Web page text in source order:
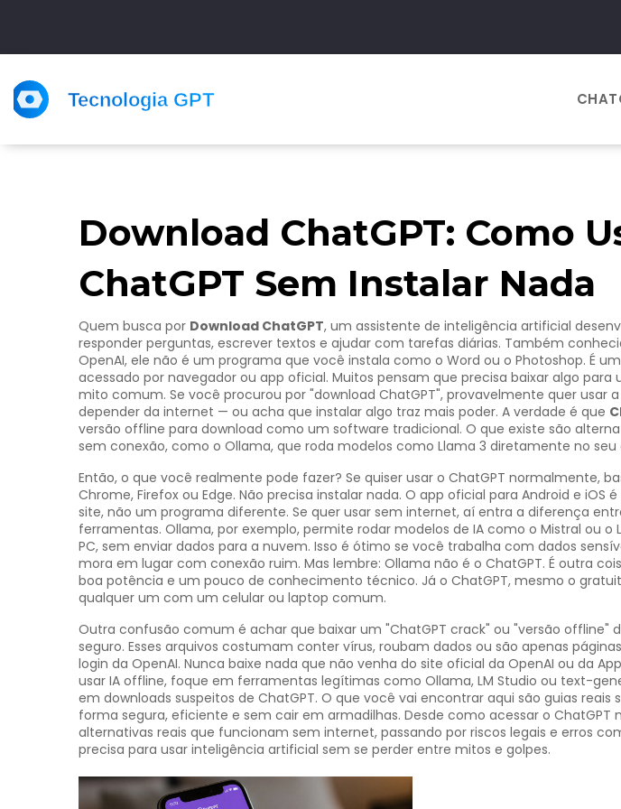
Download ChatGPT: Como
ChatGPT Sem Instalar Nada
Quem busca por Download ChatGPT, um assistente de inteligência artificial
responder perguntas, escrever textos e ajudar com tarefas diárias. Também
OpenAI, ele não é um programa que você instala como o Word ou o Photoshop. É
acessado por navegador ou app oficial. Muitos pensam que precisa baixar algo para
mito comum. Se você procurou por "download ChatGPT", provavelmente quer usar
depender da internet — ou acha que instalar algo traz mais poder. A verdade é que
versão offline para download como um software tradicional. O que existe são
sem conexão, como o Ollama, que roda modelos como Llama 3 diretamente no
Então, o que você realmente pode fazer? Se quiser usar o ChatGPT normalmente,
Chrome, Firefox ou Edge. Não precisa instalar nada. O app oficial para Android e iOS
site, não um programa diferente. Se quer usar sem internet, aí entra a diferença
ferramentas. Ollama, por exemplo, permite rodar modelos de IA como o Mistral ou o
PC, sem enviar dados para a nuvem. Isso é ótimo se você trabalha com dados
mora em lugar com conexão ruim. Mas lembre: Ollama não é o ChatGPT. É outra
boa potência e um pouco de conhecimento técnico. Já o ChatGPT, mesmo o
qualquer um com um celular ou laptop comum.
Outra confusão comum é achar que baixar um "ChatGPT crack" ou "versão offline"
seguro. Esses arquivos costumam conter vírus, roubam dados ou são apenas
login da OpenAI. Nunca baixe nada que não venha do site oficial da OpenAI ou da
usar IA offline, foque em ferramentas legítimas como Ollama, LM Studio ou text-
em downloads suspeitos de ChatGPT. O que você vai encontrar aqui são guias reais
forma segura, eficiente e sem cair em armadilhas. Desde como acessar o ChatGPT
alternativas reais que funcionam sem internet, passando por riscos legais e erros
precisa para usar inteligência artificial sem se perder entre mitos e golpes.